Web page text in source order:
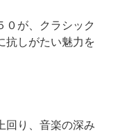
０が、クラシック
抗しがたい魅力を
回り、音楽の深み